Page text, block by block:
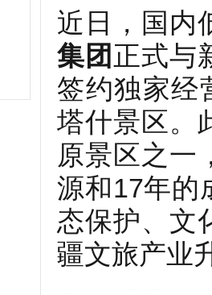
近日，国内
集团 正式与
签约独家经
塔什景区。
原景区之一
源和17年的
态保护、文
疆文旅产业